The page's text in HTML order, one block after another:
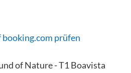
prüfen
of Nature - T1 Boavista